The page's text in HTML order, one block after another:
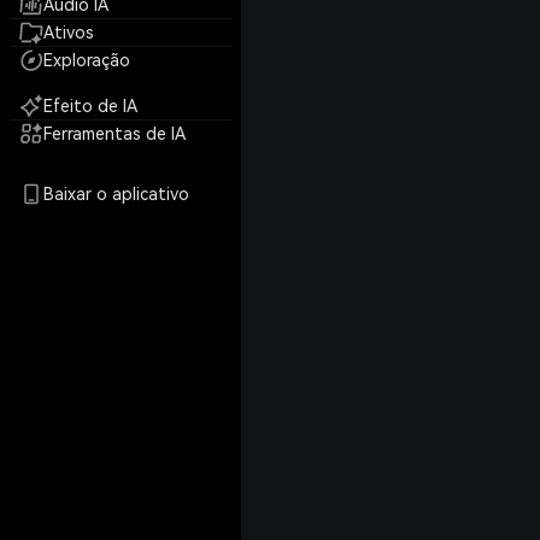
Áudio IA
Ativos
Exploração
Efeito de IA
Ferramentas de IA
Baixar o aplicativo